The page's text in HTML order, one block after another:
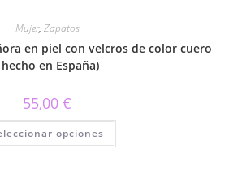
Mujer, Zapatos
en piel con velcros de color cuero
en España)
55,00 €
opciones
Este
tiene